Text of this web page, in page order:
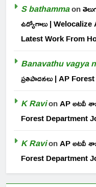
S bathammaon
ఉద్యోగాలు |
Latest Work From
Banavathu vagya
ప్రతిపాదనలు | AP
K RavionAP అటవీ
Forest Department
K RavionAP అటవీ
Forest Department